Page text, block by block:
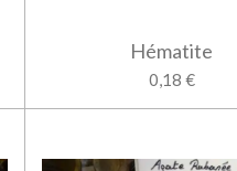
Hématite
0,18 €